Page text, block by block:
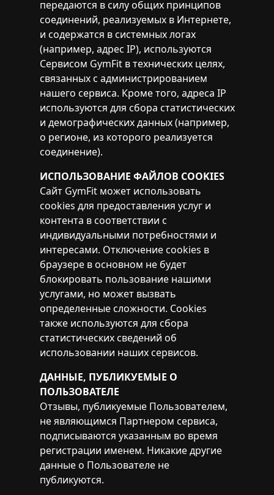
передаются в силу общих принципов
соединений, реализуемых в Интернете,
и содержатся в системных логах
(например, адрес IP), используются
Сервисом GymFit в технических целях,
связанных с администрированием
нашего сервиса. Кроме того, адреса IP
используются для сбора статистических
и демографических данных (например,
о регионе, из которого реализуется
соединение).
ИСПОЛЬЗОВАНИЕ ФАЙЛОВ COOKIES
Сайт GymFit может использовать
cookies для предоставления услуг и
контента в соответствии с
индивидуальными потребностями и
интересами. Отключение cookies в
браузере в основном не будет
блокировать пользование нашими
услугами, но может вызвать
определенные сложности. Cookies
также используются для сбора
статистических сведений об
использовании наших сервисов.
ДАННЫЕ, ПУБЛИКУЕМЫЕ О
ПОЛЬЗОВАТЕЛЕ
Отзывы, публикуемые Пользователем,
не являющимся Партнером сервиса,
подписываются указанным во время
регистрации именем. Никакие другие
данные о Пользователе не
публикуются.